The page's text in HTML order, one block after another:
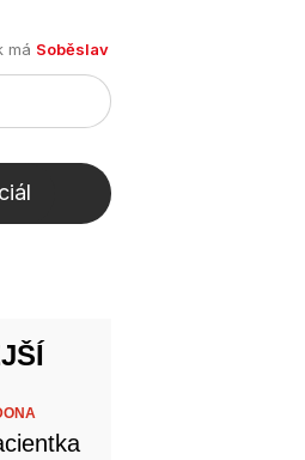
má Soběslav